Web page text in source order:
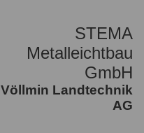
STEMA
Metalleichtbau
GmbH
Völlmin Landtechnik
AG